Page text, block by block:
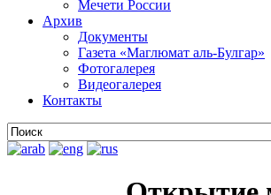
Мечети России
Архив
Документы
Газета «Маглюмат аль-Булгар»
Фотогалерея
Видеогалерея
Контакты